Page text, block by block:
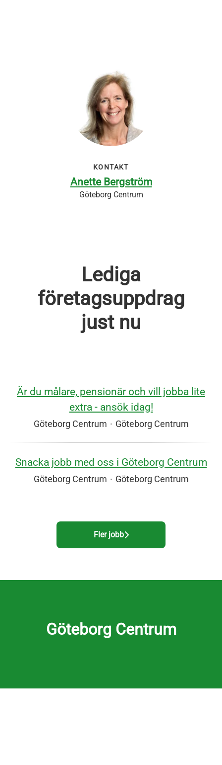
KONTAKT
Anette Bergström
Göteborg Centrum
Lediga
företagsuppdrag
just nu
Är du målare, pensionär och vill jobba lite
extra - ansök idag!
Göteborg Centrum · Göteborg Centrum
Snacka jobb med oss i Göteborg Centrum
Göteborg Centrum · Göteborg Centrum
Fler jobb
Göteborg Centrum